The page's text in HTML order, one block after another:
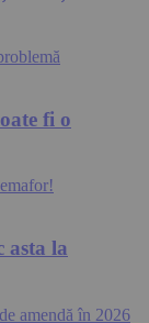
fi o
asta la